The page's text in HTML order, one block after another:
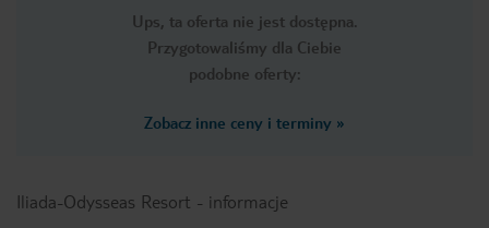
Ups, ta oferta nie jest dostępna.
Przygotowaliśmy dla Ciebie
podobne oferty:
Zobacz inne ceny i terminy »
Iliada-Odysseas Resort - informacje